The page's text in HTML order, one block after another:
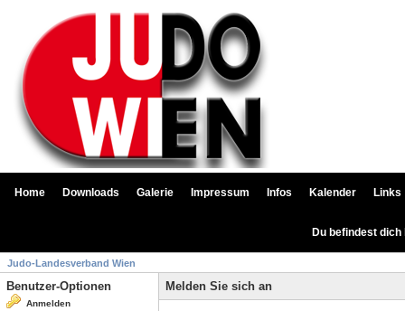
Home Downloads Galerie Impressum Infos Kalender Links
Du befindest
Judo-Landesverband Wien
Benutzer-Optionen
Anmelden
Melden Sie sich an